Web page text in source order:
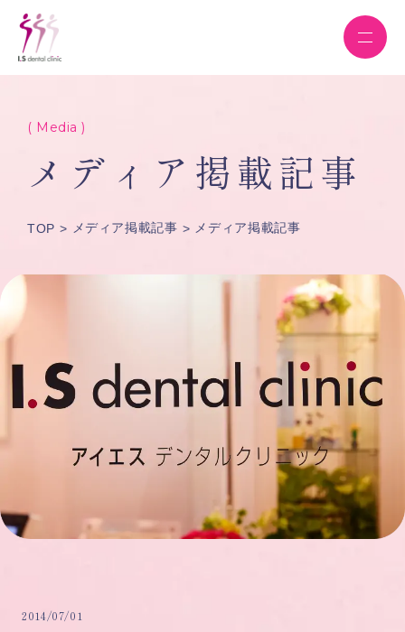
( Media )
メディア掲載記事
TOP メディア掲載記事 メディア掲載記事
2014/07/01